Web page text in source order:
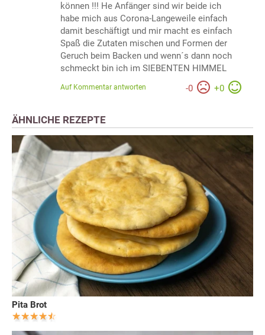
können !!! He Anfänger sind wir beide ich
habe mich aus Corona-Langeweile einfach
damit beschäftigt und mir macht es einfach
Spaß die Zutaten mischen und Formen der
Geruch beim Backen und wenn´s dann noch
schmeckt bin ich im SIEBENTEN HIMMEL
-0 +0
Auf Kommentar antworten
ÄHNLICHE REZEPTE
Pita Brot